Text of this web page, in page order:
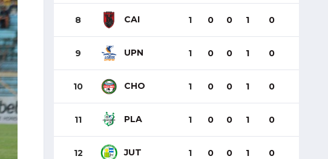
8 CAI 1 0 0 1 0
9 UPN 1 0 0 1 0
10 CHO 1 0 0 1 0
11 PLA 1 0 0 1 0
12 JUT 1 0 0 1 0